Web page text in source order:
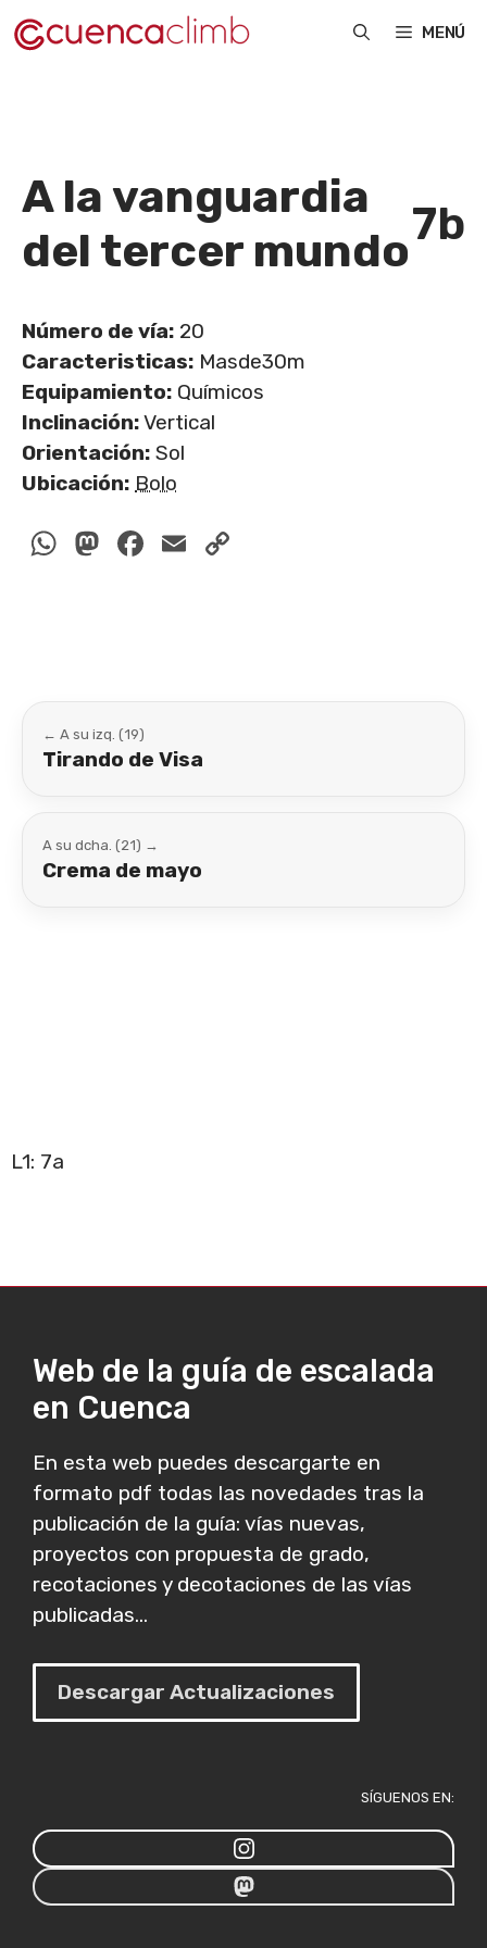
Saltar
al
MENÚ
A la vanguardia
del tercer mundo7b
Número de vía: 20
Caracteristicas: Masde30m
Equipamiento: Químicos
Inclinación:Vertical
Orientación: Sol
Ubicación: Bolo
WhatsApp
Mastodon
Facebook
Email
← A su izq. (19)
Tirando de Visa
A su dcha. (21) →
Crema de mayo
L1: 7a
Web de la guía de escalada
en Cuenca
En esta web puedes descargarte en
formato pdf todas las novedades tras la
publicación de la guía: vías nuevas,
proyectos con propuesta de grado,
recotaciones y decotaciones de las vías
publicadas...
Descargar Actualizaciones
SÍGUENOS EN: